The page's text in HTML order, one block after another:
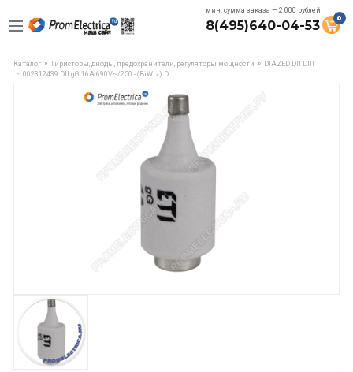
мин. сумма заказа — 2.000 рублей
8(495)640-04-53 0
Каталог Тиристоры, диоды, предохранители, регуляторы мощности
DIAZED DII DIII
002312439 DII gG 16A 690V~/250 - (BiWtz) D